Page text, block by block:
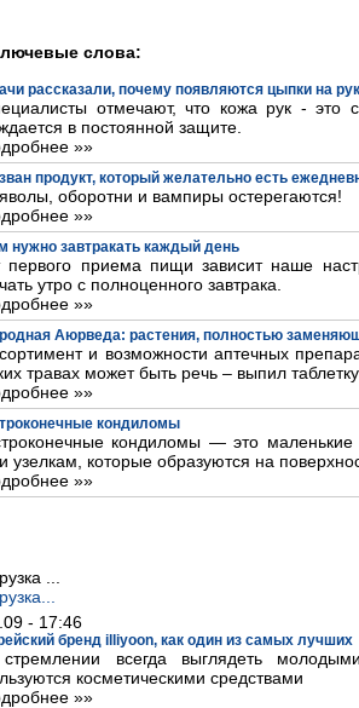
слова:
рассказали, почему появляются цыпки на
отмечают, что кожа рук - это
в постоянной защите.
»»
продукт, который желательно есть
оборотни и вампиры остерегаются!
»»
нужно завтракать каждый день
первого приема пищи зависит наше
утро с полноценного завтрака.
»»
Аюрведа: растения, полностью
и возможности аптечных
травах может быть речь – выпил
»»
кондиломы
кондиломы — это
узелкам, которые образуются на
»»
...
- 17:46
бренд illiyoon, как один из самых лучших
всегда выглядеть
косметическими средствами
»»